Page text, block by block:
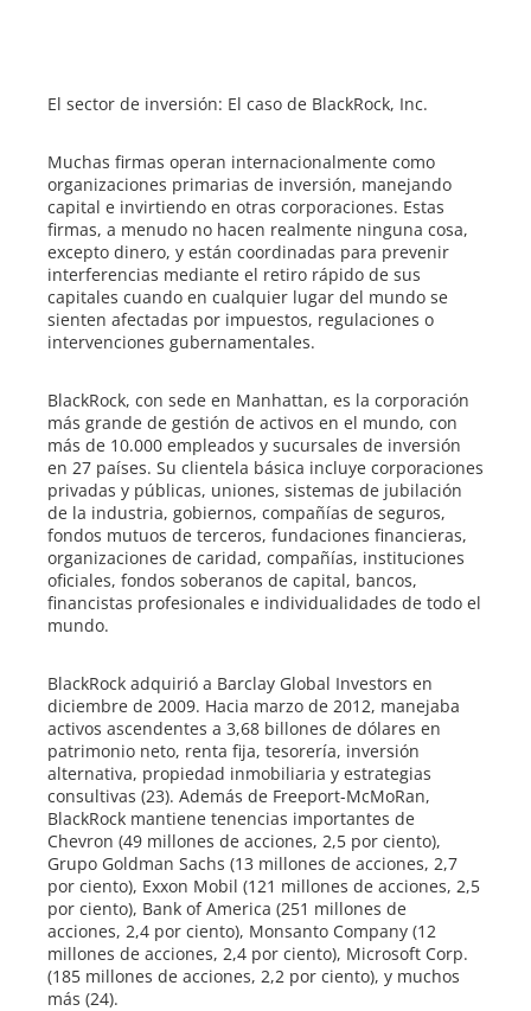
El sector de inversión: El caso de BlackRock, Inc.
Muchas firmas operan internacionalmente como
organizaciones primarias de inversión, manejando
capital e invirtiendo en otras corporaciones. Estas
firmas, a menudo no hacen realmente ninguna cosa,
excepto dinero, y están coordinadas para prevenir
interferencias mediante el retiro rápido de sus
capitales cuando en cualquier lugar del mundo se
sienten afectadas por impuestos, regulaciones o
intervenciones gubernamentales.
BlackRock, con sede en Manhattan, es la corporación
más grande de gestión de activos en el mundo, con
más de 10.000 empleados y sucursales de inversión
en 27 países. Su clientela básica incluye corporaciones
privadas y públicas, uniones, sistemas de jubilación
de la industria, gobiernos, compañías de seguros,
fondos mutuos de terceros, fundaciones financieras,
organizaciones de caridad, compañías, instituciones
oficiales, fondos soberanos de capital, bancos,
financistas profesionales e individualidades de todo el
mundo.
BlackRock adquirió a Barclay Global Investors en
diciembre de 2009. Hacia marzo de 2012, manejaba
activos ascendentes a 3,68 billones de dólares en
patrimonio neto, renta fija, tesorería, inversión
alternativa, propiedad inmobiliaria y estrategias
consultivas (23). Además de Freeport-McMoRan,
BlackRock mantiene tenencias importantes de
Chevron (49 millones de acciones, 2,5 por ciento),
Grupo Goldman Sachs (13 millones de acciones, 2,7
por ciento), Exxon Mobil (121 millones de acciones, 2,5
por ciento), Bank of America (251 millones de
acciones, 2,4 por ciento), Monsanto Company (12
millones de acciones, 2,4 por ciento), Microsoft Corp.
(185 millones de acciones, 2,2 por ciento), y muchos
más (24).